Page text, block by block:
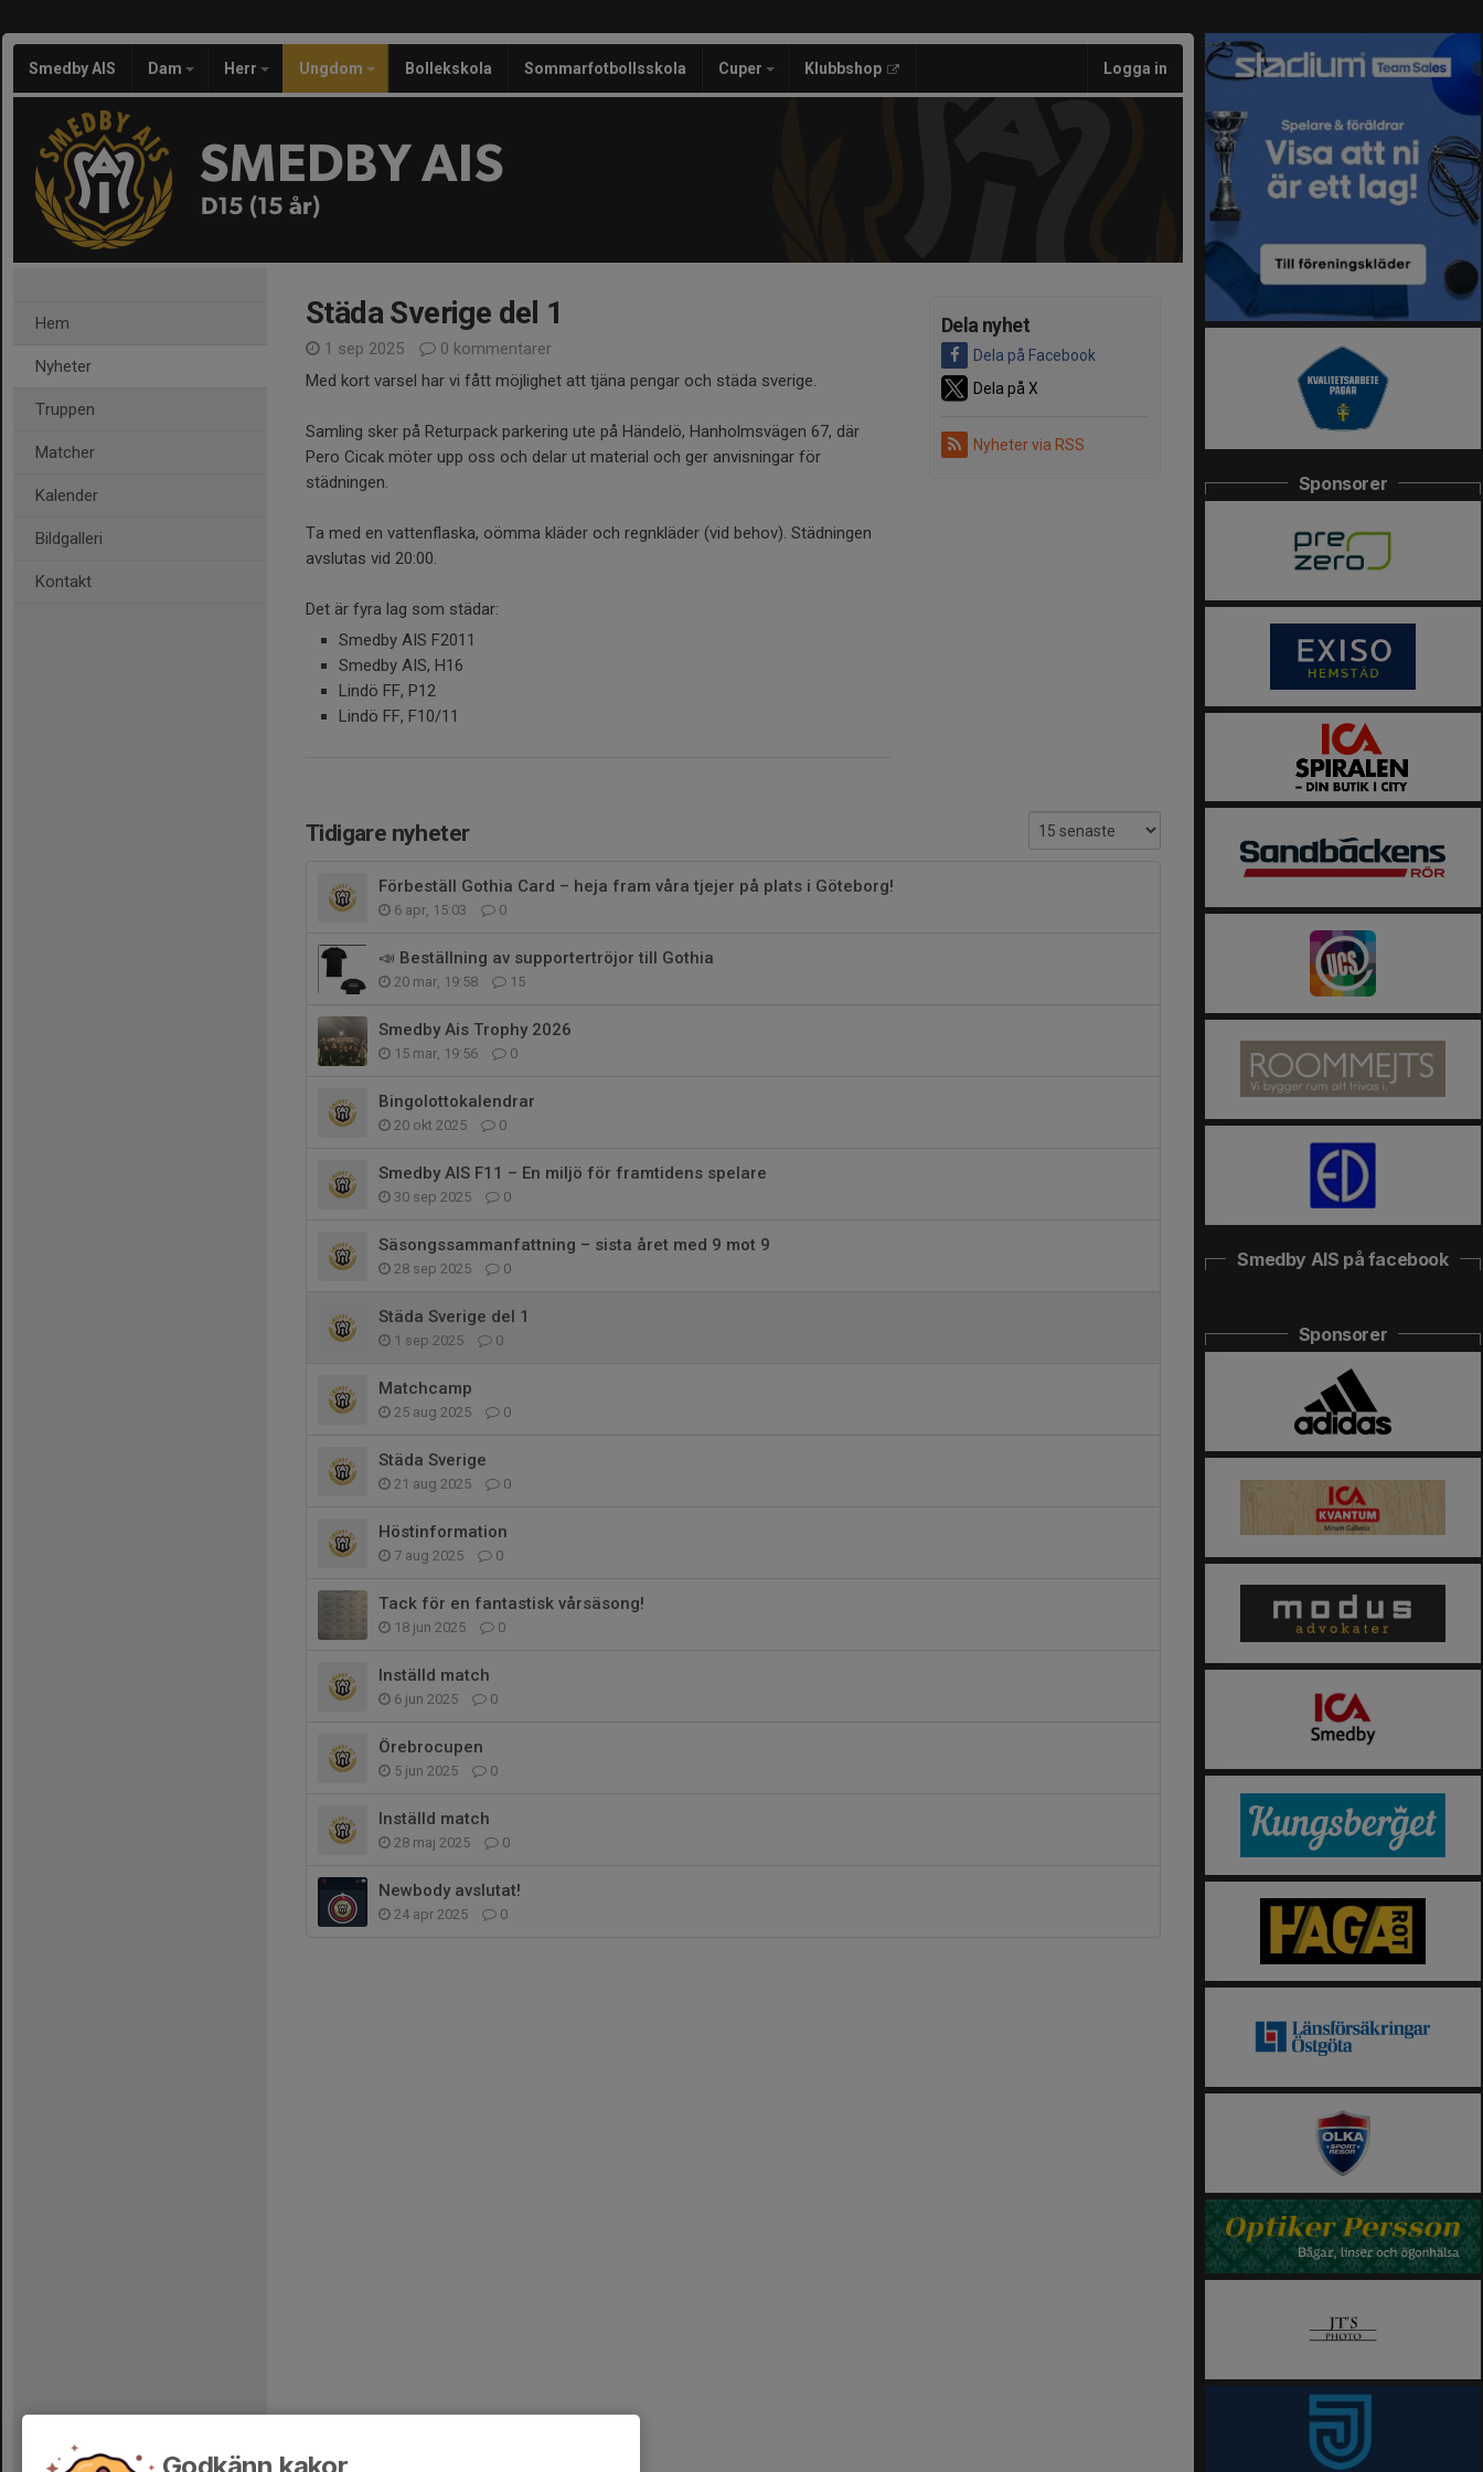
Smedby AIS Dam Herr Ungdom Bollekskola Sommarfotbollsskola Cuper Klubbshop Logga in
SMEDBY AIS
D15 (15 år)
Hem
Nyheter
Truppen
Matcher
Kalender
Bildgalleri
Kontakt
Dela nyhet
Dela på Facebook
Dela på X
Nyheter via RSS
Städa Sverige del 1
1 sep 2025
0 kommentarer
Med kort varsel har vi fått möjlighet att tjäna pengar och städa sverige.
Samling sker på Returpack parkering ute på Händelö, Hanholmsvägen 67, där
Pero Cicak möter upp oss och delar ut material och ger anvisningar för
städningen.
Ta med en vattenflaska, oömma kläder och regnkläder (vid behov). Städningen
avslutas vid 20:00.
Det är fyra lag som städar:
Smedby AIS F2011
Smedby AIS, H16
Lindö FF, P12
Lindö FF, F10/11
Tidigare nyheter
Förbeställ Gothia Card – heja fram våra tjejer på plats i Göteborg!
6 apr, 15:03 0
📣 Beställning av supportertröjor till Gothia
20 mar, 19:58 15
Smedby Ais Trophy 2026
15 mar, 19:56 0
Bingolottokalendrar
20 okt 2025 0
Smedby AIS F11 – En miljö för framtidens spelare
30 sep 2025 0
Säsongssammanfattning – sista året med 9 mot 9
28 sep 2025 0
Städa Sverige del 1
1 sep 2025 0
Matchcamp
25 aug 2025 0
Städa Sverige
21 aug 2025 0
Höstinformation
7 aug 2025 0
Tack för en fantastisk vårsäsong!
18 jun 2025 0
Inställd match
6 jun 2025 0
Örebrocupen
5 jun 2025 0
Inställd match
28 maj 2025 0
Newbody avslutat!
24 apr 2025 0
Sponsorer
Smedby AIS på facebook
Sponsorer